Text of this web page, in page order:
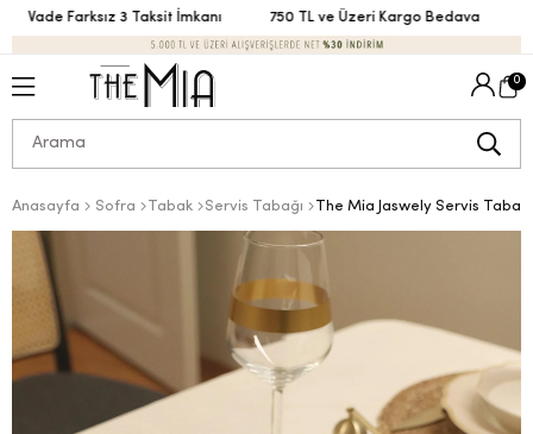
Vade Farksız 3 Taksit İmkanı 750 TL ve Üzeri Kargo Bedava
0
Anasayfa Sofra Tabak Servis Tabağı The Mia Jaswely Servis